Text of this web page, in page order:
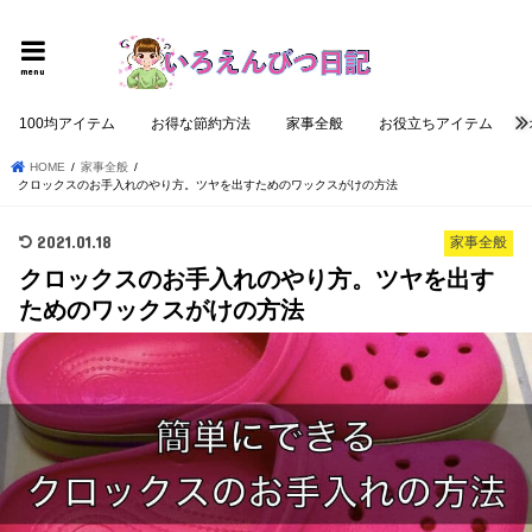
menu
100均アイテム お得な節約方法 家事全般 お役立ちアイテム
HOME
家事全般
クロックスのお手入れのやり方。ツヤを出すためのワックスがけの方法
家事全般
2021.01.18
クロックスのお手入れのやり方。ツヤを出す
ためのワックスがけの方法